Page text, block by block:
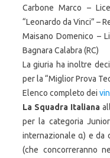
Carbone Marco –
“Leonardo da Vinci” –
Maisano Domenico –
Bagnara Calabra (RC)
La giuria ha inoltre
per la “Miglior Prova
Elenco completo dei
La Squadra Italiana
per la categoria
internazionale α) e da
(che concorreranno